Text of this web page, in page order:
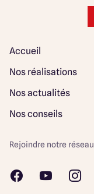
Accueil
Nos réalisations
Nos actualités
Nos conseils
Rejoindre notre réseau